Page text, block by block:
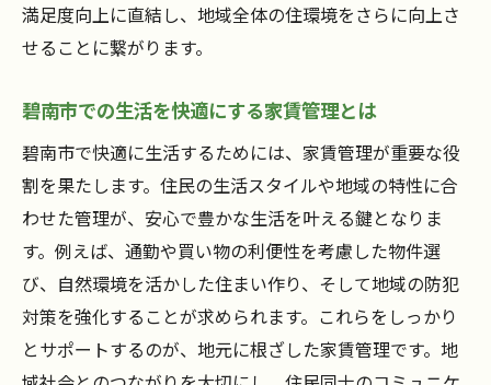
満足度向上に直結し、地域全体の住環境をさらに向上さ
せることに繋がります。
碧南市での生活を快適にする家賃管理とは
碧南市で快適に生活するためには、家賃管理が重要な役
割を果たします。住民の生活スタイルや地域の特性に合
わせた管理が、安心で豊かな生活を叶える鍵となりま
す。例えば、通勤や買い物の利便性を考慮した物件選
び、自然環境を活かした住まい作り、そして地域の防犯
対策を強化することが求められます。これらをしっかり
とサポートするのが、地元に根ざした家賃管理です。地